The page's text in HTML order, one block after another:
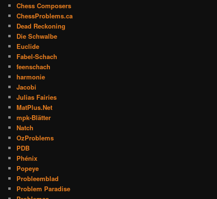
Chess Composers
ChessProblems.ca
Dead Reckoning
Die Schwalbe
Euclide
Fabel-Schach
feenschach
harmonie
Jacobi
Julias Fairies
MatPlus.Net
mpk-Blätter
Natch
OzProblems
PDB
Phénix
Popeye
Probleemblad
Problem Paradise